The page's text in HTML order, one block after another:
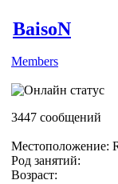
BaisoN
Members
3447 сообщений
Местоположение:
Род занятий:
Возраст: